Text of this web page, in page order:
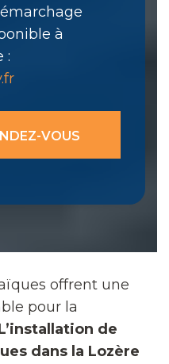
à
:
offrent une
pour la
de
dans la Lozère